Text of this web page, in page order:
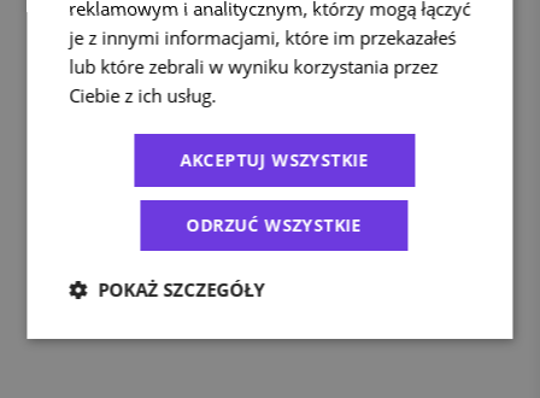
reklamowym i analitycznym, którzy mogą łączyć
je z innymi informacjami, które im przekazałeś
lub które zebrali w wyniku korzystania przez
Ciebie z ich usług.
AKCEPTUJ WSZYSTKIE
ODRZUĆ WSZYSTKIE
POKAŻ SZCZEGÓŁY